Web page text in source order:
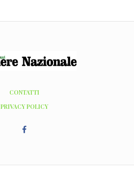
CONTATTI
PRIVACY POLICY